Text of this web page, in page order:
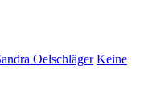
Oelschläger Keine